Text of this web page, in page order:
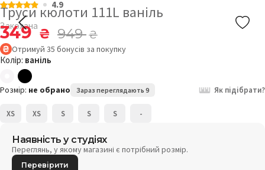
4.9
Труси кюлоти 111L ваніль
Закохана
349₴ 949₴
Отримуй 35 бонусів за покупку
Колір: ваніль
Розмір: не обрано Зараз переглядають 9 Як підібрати?
XS XS S S S -
Наявність у студіях
Переглянь, у якому магазині є потрібний розмір.
Перевірити